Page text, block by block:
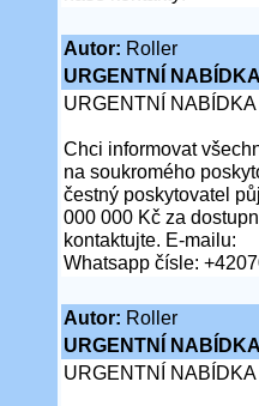
Autor: Roller
URGENTNÍ
URGENTNÍ
Chci informovat
na soukromého
čestný poskytovatel
000 000 Kč za
kontaktujte. E-mailu:
Whatsapp čísle:
Autor: Roller
URGENTNÍ
URGENTNÍ